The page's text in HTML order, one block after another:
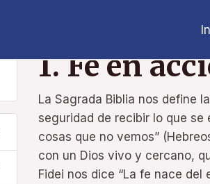
1. Fe en
La Sagrada Biblia nos define
seguridad de recibir lo que
cosas que no vemos”
con un Dios vivo y cercano,
Fidei nos dice “La fe nace